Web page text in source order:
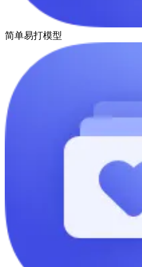
简单易打模型